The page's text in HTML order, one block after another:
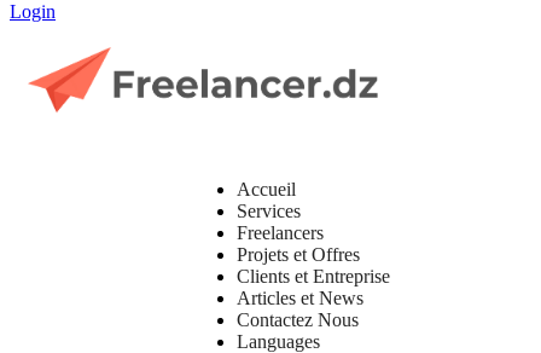
Login
Accueil
Services
Freelancers
Projets et Offres
Clients et Entreprise
Articles et News
Contactez Nous
Languages